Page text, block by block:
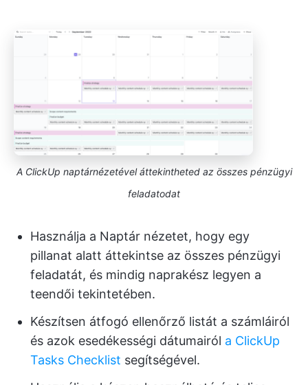
A ClickUp naptárnézetével áttekintheted az összes pénzügyi
feladatodat
Használja a Naptár nézetet, hogy egy
pillanat alatt áttekintse az összes pénzügyi
feladatát, és mindig naprakész legyen a
teendői tekintetében.
Készítsen átfogó ellenőrző listát a számláiról
és azok esedékességi dátumairól a ClickUp
Tasks Checklist segítségével.